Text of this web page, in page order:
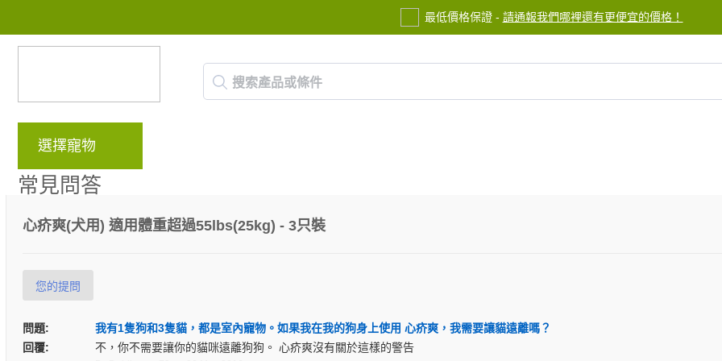
最低價格保證 - 請通報我們哪裡還有更便宜的價格！
選擇寵物
常見問答
心疥爽(犬用) 適用體重超過55lbs(25kg) - 3只裝
您的提問
問題:
我有1隻狗和3隻貓，都是室內寵物。如果我在我的狗身上使用 心疥爽，我需要讓貓遠離嗎？
回覆:
不，你不需要讓你的貓咪遠離狗狗。 心疥爽沒有關於這樣的警告